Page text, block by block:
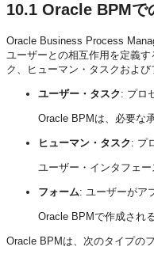
10.1 Oracle BPMで
Oracle Business Process
ユーザーとの相互作用を定義
ク、ヒューマン・タスクおよび
ユーザー・タスク: プロ
Oracle BPMは、必要な
ヒューマン・タスク: プ
ユーザー・インタフェ
フォーム: ユーザーがア
Oracle BPMで作成され
Oracle BPMは、次のタイプの